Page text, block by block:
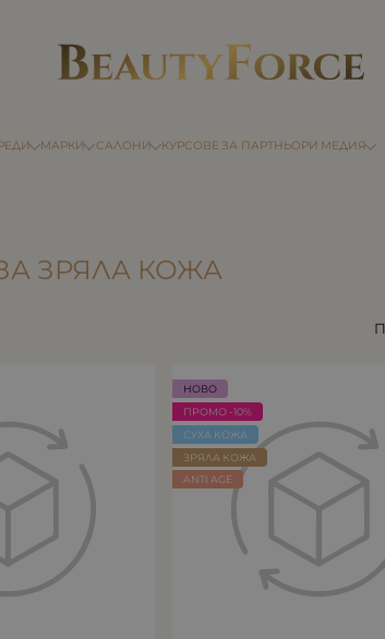
МАРКИ САЛОНИ КУРСОВЕ ЗА ПАРТНЬОРИ МЕДИЯ
ЗРЯЛА КОЖА
НОВО
ПРОМО -10%
СУХА КОЖА
ЗРЯЛА КОЖА
ANTI AGE